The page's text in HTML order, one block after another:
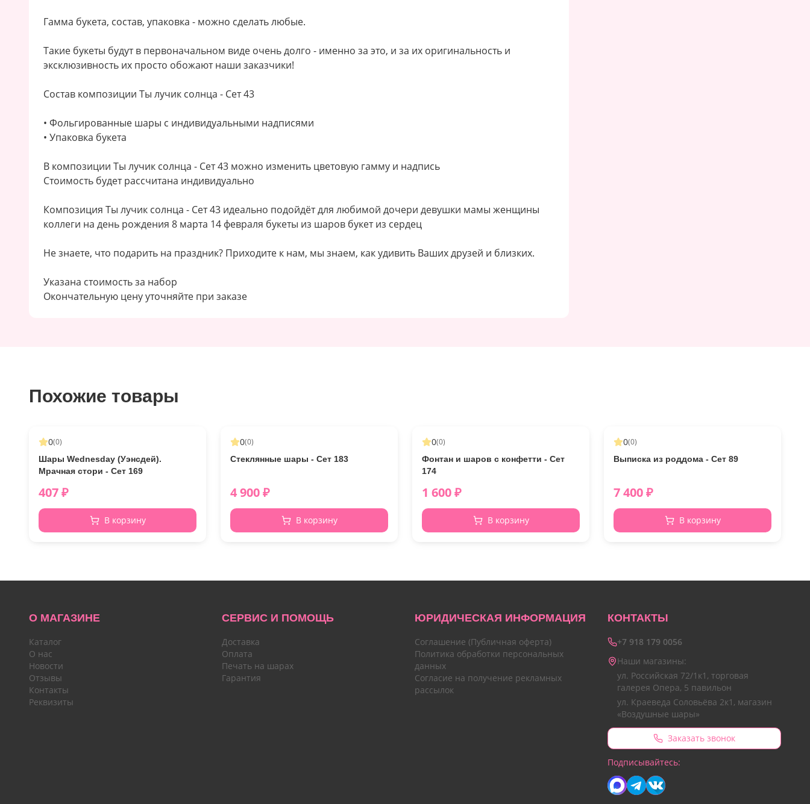
Гамма букета, состав, упаковка - можно сделать любые.
Такие букеты будут в первоначальном виде очень долго - именно за это, и за их оригинальность и
эксклюзивность их просто обожают наши заказчики!
Состав композиции Ты лучик солнца - Сет 43
• Фольгированные шары с индивидуальными надписями
• Упаковка букета
В композиции Ты лучик солнца - Сет 43 можно изменить цветовую гамму и надпись
Стоимость будет рассчитана индивидуально
Композиция Ты лучик солнца - Сет 43 идеально подойдёт для любимой дочери девушки мамы женщины
коллеги на день рождения 8 марта 14 февраля букеты из шаров букет из сердец
Не знаете, что подарить на праздник? Приходите к нам, мы знаем, как удивить Ваших друзей и близких.
Указана стоимость за набор
Окончательную цену уточняйте при заказе
Похожие товары
0(0)
Шары Wednesday (Уэнсдей).
Мрачная стори - Сет 169
407₽
В корзину
0(0)
Стеклянные шары - Сет 183
4 900₽
В корзину
0(0)
Фонтан и шаров с конфетти - Сет
174
1 600₽
В корзину
0(0)
Выписка из роддома - Сет 89
7 400₽
В корзину
О МАГАЗИНЕ
Каталог
О нас
Новости
Отзывы
Контакты
Реквизиты
СЕРВИС И ПОМОЩЬ
Доставка
Оплата
Печать на шарах
Гарантия
ЮРИДИЧЕСКАЯ ИНФОРМАЦИЯ
Соглашение (Публичная оферта)
Политика обработки персональных
данных
Согласие на получение рекламных
рассылок
КОНТАКТЫ
+7 918 179 0056
Наши магазины:
ул. Российская 72/1к1, торговая
галерея Опера, 5 павильон
ул. Краеведа Соловьёва 2к1, магазин
«Воздушные шары»
Заказать звонок
Подписывайтесь: